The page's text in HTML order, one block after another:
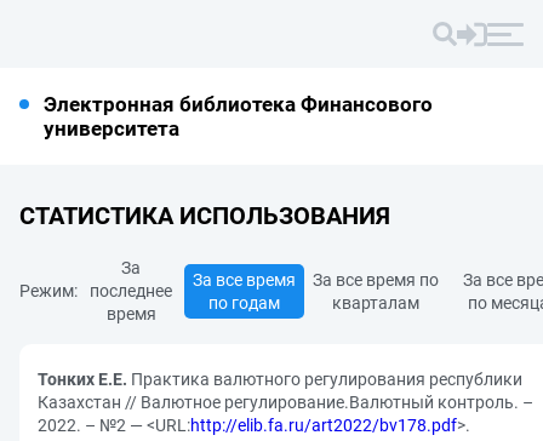
Электронная библиотека Финансового
университета
СТАТИСТИКА ИСПОЛЬЗОВАНИЯ
Режим:
За
последнее
время
За все время
по годам
За все время по
кварталам
За все
по
Тонких Е.Е. Практика валютного регулирования республики
Казахстан // Валютное регулирование.Валютный контроль. –
2022. – №2 — <URL:http://elib.fa.ru/art2022/bv178.pdf>.